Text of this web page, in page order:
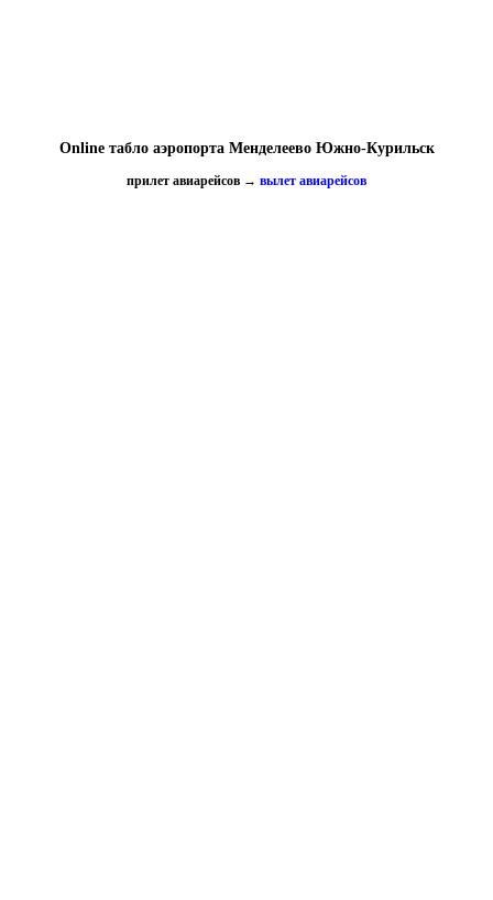
Online табло аэропорта Менделеево Южно-Курильск
прилет авиарейсов → вылет авиарейсов